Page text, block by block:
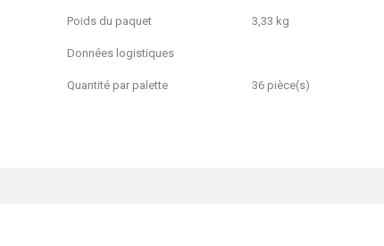
Poids du paquet 3,33 kg
Données logistiques
Quantité par palette 36 pièce(s)